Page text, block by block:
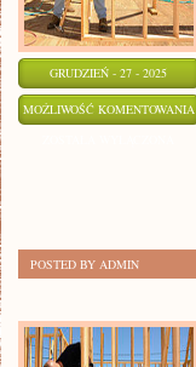
GRUDZIEŃ - 27 - 2025
MOŻLIWOŚĆ KOMENTOWANIA
POSTED BY ADMIN